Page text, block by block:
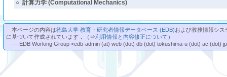
○ 計算力学 (Computational Mechanics)
本ページの内容は徳島大学 教育・研究者情報データベース (EDB)および教務情報シ
に基づいて作成されています．（⇒利用情報と内容修正について ）
--- EDB Working Group <edb-admin (at) web (dot) db (dot) tokushima-u (dot) ac (dot)